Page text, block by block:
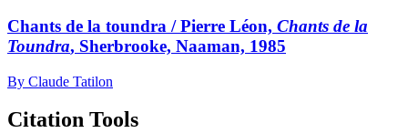
Chants de la toundra / Pierre Léon, Chants de la
Toundra, Sherbrooke, Naaman, 1985
By Claude Tatilon
Citation Tools